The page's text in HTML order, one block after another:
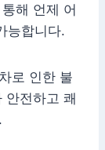
해 언제 어
능합니다.
로 인한 불
안전하고 쾌